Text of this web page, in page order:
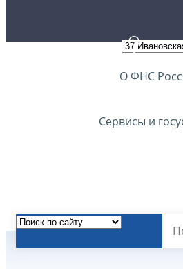
О ФНС
Сервисы и